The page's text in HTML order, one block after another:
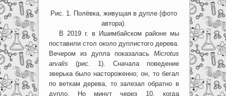
Рис. 1. Полёвка, живущая в дупле (фото
автора).
В 2019 г. в Ишимбайском районе мы
поставили стол около дуплистого дерева.
Вечером из дупла показалась Microtus
arvalis (рис. 1). Сначала поведение
зверька было настороженно; он, то бегал
по веткам дерева, то залезал обратно в
дупло. Но минут через 10, когда